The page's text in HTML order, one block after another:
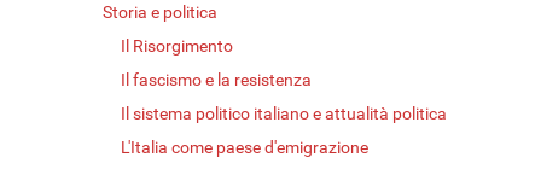
Storia e politica
Il Risorgimento
Il fascismo e la resistenza
Il sistema politico italiano e attualità politica
L'Italia come paese d'emigrazione